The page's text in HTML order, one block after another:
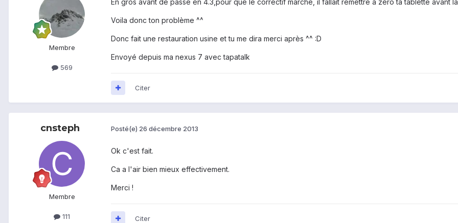
Membre
569
Voila donc ton problème ^^
Donc fait une restauration usine et tu me dira merci après ^^ :D
Envoyé depuis ma nexus 7 avec tapatalk
Citer
cnsteph
Membre
111
Posté(e) 26 décembre 2013
Ok c'est fait.
Ca a l'air bien mieux effectivement.
Merci !
Citer